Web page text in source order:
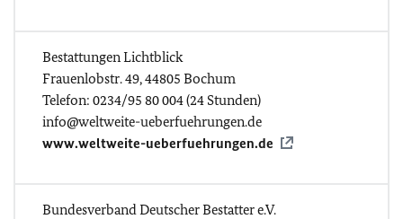
Bestattungen Lichtblick
Frauenlobstr. 49, 44805 Bochum
Telefon: 0234/95 80 004 (24 Stunden)
info@weltweite-ueberfuehrungen.de
www.weltweite-ueberfuehrungen.de
Bundesverband Deutscher Bestatter e.V.